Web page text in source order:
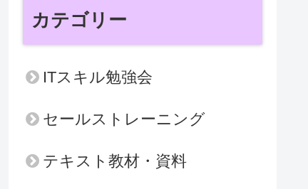
カテゴリー
ITスキル勉強会
セールストレーニング
テキスト教材・資料